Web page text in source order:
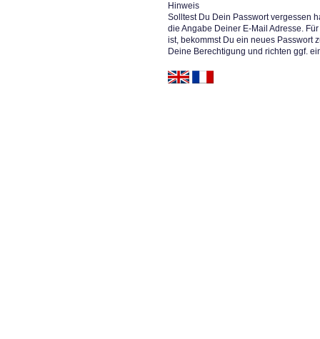
Hinweis
Solltest Du Dein Passwort vergessen
die Angabe Deiner E-Mail Adresse.
ist, bekommst Du ein neues Passwort
Deine Berechtigung und richten ggf.